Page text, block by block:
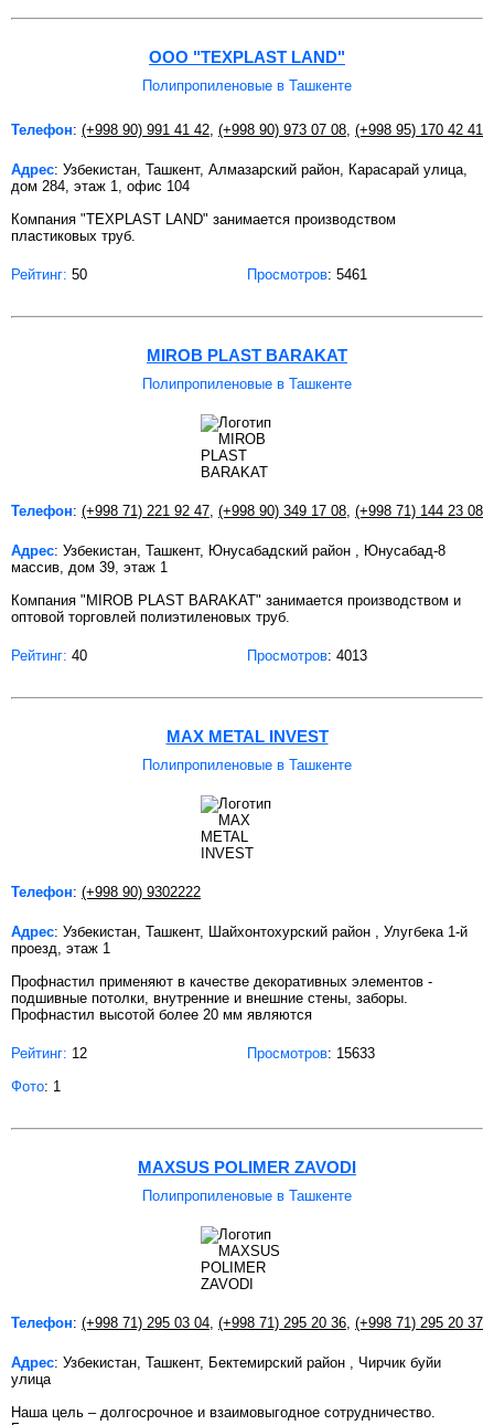
ООО "TEXPLAST LAND"
Полипропиленовые в Ташкенте
Телефон: (+998 90) 991 41 42 (+998 90) 973 07 08 (+998 95) 170 42 41
Адрес: Узбекистан, Ташкент, Алмазарский район, Карасарай улица,
дом 284, этаж 1, офис 104
Компания "TEXPLAST LAND" занимается производством
пластиковых труб.
Рейтинг: 50 Просмотров: 5461
MIROB PLAST BARAKAT
Полипропиленовые в Ташкенте
Телефон: (+998 71) 221 92 47 (+998 90) 349 17 08 (+998 71) 144 23 08
Адрес: Узбекистан, Ташкент, Юнусабадский район , Юнусабад-8
массив, дом 39, этаж 1
Компания "MIROB PLAST BARAKAT" занимается производством и
оптовой торговлей полиэтиленовых труб.
Рейтинг: 40 Просмотров: 4013
MAX METAL INVEST
Полипропиленовые в Ташкенте
Телефон: (+998 90) 9302222
Адрес: Узбекистан, Ташкент, Шайхонтохурский район , Улугбека 1-й
проезд, этаж 1
Профнастил применяют в качестве декоративных элементов -
подшивные потолки, внутренние и внешние стены, заборы.
Профнастил высотой более 20 мм являются
Рейтинг: 12 Просмотров: 15633
Фото: 1
MAXSUS POLIMER ZAVODI
Полипропиленовые в Ташкенте
Телефон: (+998 71) 295 03 04 (+998 71) 295 20 36 (+998 71) 295 20 37
Адрес: Узбекистан, Ташкент, Бектемирский район , Чирчик буйи
улица
Наша цель – долгосрочное и взаимовыгодное сотрудничество.